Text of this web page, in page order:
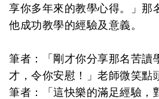
享你多年來的教學心得。」那
他成功教學的經驗及意義。
筆者：「剛才你分享那名苦讀
才，令你安慰！」老師微笑點
筆者：「這快樂的滿足經驗，